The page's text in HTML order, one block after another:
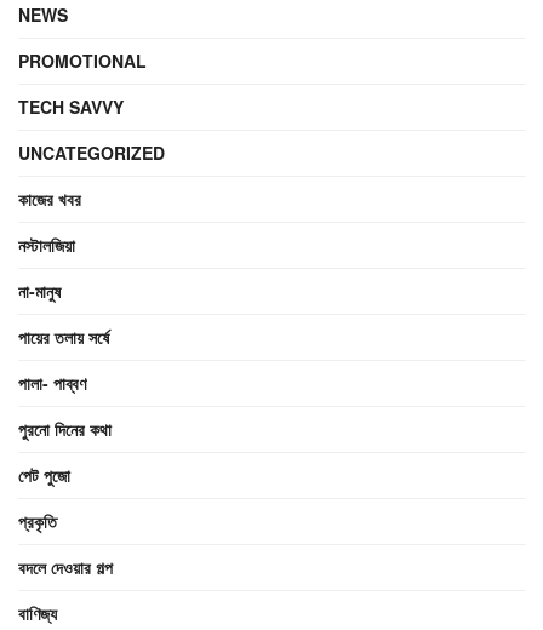
NEWS
PROMOTIONAL
TECH SAVVY
UNCATEGORIZED
কাজের খবর
নস্টালজিয়া
না-মানুষ
পায়ের তলায় সর্ষে
পালা- পাব্বণ
পুরনো দিনের কথা
পেট পুজো
প্রকৃতি
বদলে দেওয়ার গল্প
বাণিজ্য